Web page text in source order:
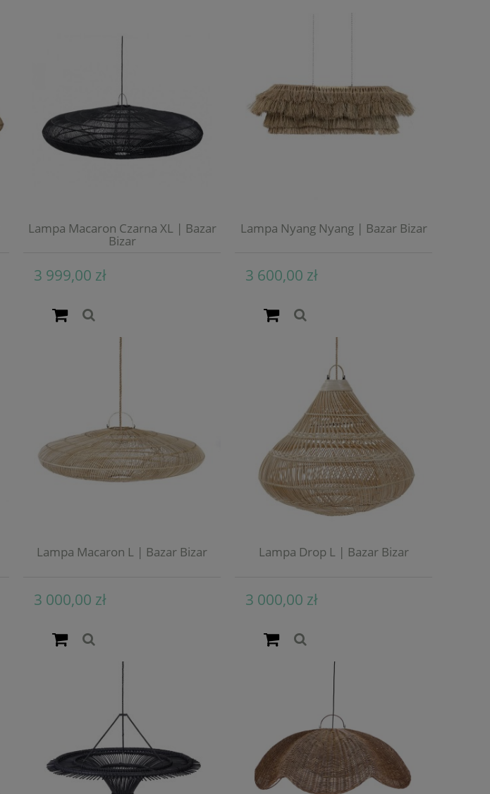
Lampa Macaron Czarna XL | Bazar
Bizar
3 999,00 zł
Lampa Nyang Nyang | Bazar Bizar
3 600,00 zł
Lampa Macaron L | Bazar Bizar
3 000,00 zł
Lampa Drop L | Bazar Bizar
3 000,00 zł